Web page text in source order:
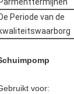
Parmenttermijnen
De Periode van de
kwaliteitswaarborg
voor: